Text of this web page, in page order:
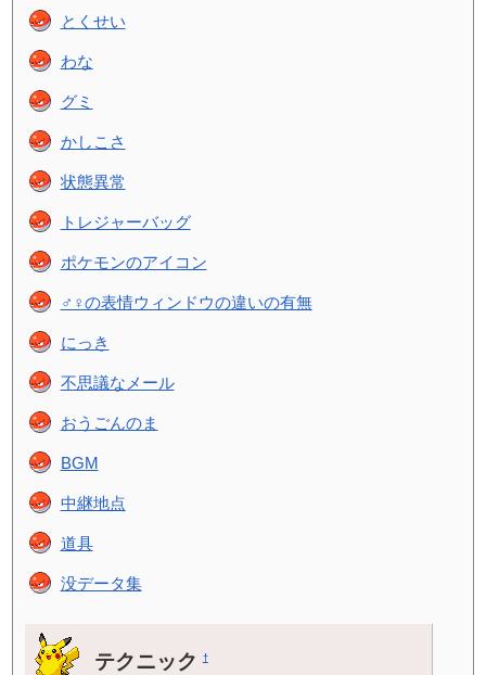
とくせい
わな
グミ
かしこさ
状態異常
トレジャーバッグ
ポケモンのアイコン
♂♀の表情ウィンドウの違いの有無
にっき
不思議なメール
おうごんのま
BGM
中継地点
道具
没データ集
テクニック†